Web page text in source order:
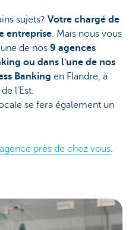
sujets? Votre chargé de
entreprise. Mais nous vous
de nos 9 agences
ou dans l'une de nos
Banking en Flandre, à
l'Est.
se fera également un
près de chez vous.